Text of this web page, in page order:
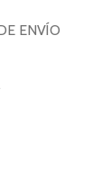
ENVÍO